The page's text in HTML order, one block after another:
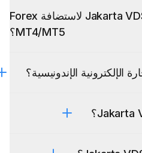
هل يمكن استخدام Jakarta VDS لاستضافة Forex
MT4/MT5؟
الإندونيسية؟